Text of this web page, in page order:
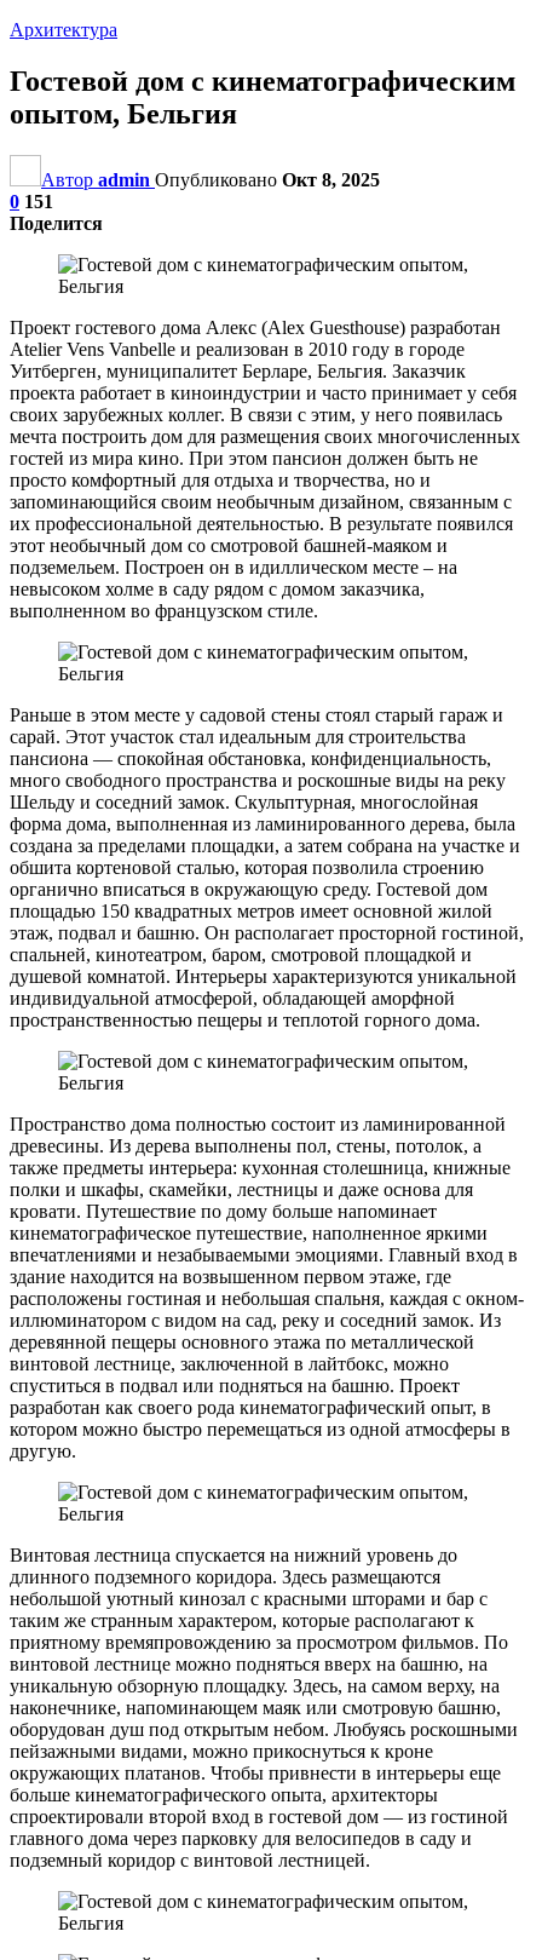
Архитектура
Гостевой дом с кинематографическим
опытом, Бельгия
Автор admin Опубликовано Окт 8, 2025
0 151
Поделится
Проект гостевого дома Алекс (Alex Guesthouse) разработан
Atelier Vens Vanbelle и реализован в 2010 году в городе
Уитберген, муниципалитет Берларе, Бельгия. Заказчик
проекта работает в киноиндустрии и часто принимает у себя
своих зарубежных коллег. В связи с этим, у него появилась
мечта построить дом для размещения своих многочисленных
гостей из мира кино. При этом пансион должен быть не
просто комфортный для отдыха и творчества, но и
запоминающийся своим необычным дизайном, связанным с
их профессиональной деятельностью. В результате появился
этот необычный дом со смотровой башней-маяком и
подземельем. Построен он в идиллическом месте – на
невысоком холме в саду рядом с домом заказчика,
выполненном во французском стиле.
Раньше в этом месте у садовой стены стоял старый гараж и
сарай. Этот участок стал идеальным для строительства
пансиона — спокойная обстановка, конфиденциальность,
много свободного пространства и роскошные виды на реку
Шельду и соседний замок. Скульптурная, многослойная
форма дома, выполненная из ламинированного дерева, была
создана за пределами площадки, а затем собрана на участке и
обшита кортеновой сталью, которая позволила строению
органично вписаться в окружающую среду. Гостевой дом
площадью 150 квадратных метров имеет основной жилой
этаж, подвал и башню. Он располагает просторной гостиной,
спальней, кинотеатром, баром, смотровой площадкой и
душевой комнатой. Интерьеры характеризуются уникальной
индивидуальной атмосферой, обладающей аморфной
пространственностью пещеры и теплотой горного дома.
Пространство дома полностью состоит из ламинированной
древесины. Из дерева выполнены пол, стены, потолок, а
также предметы интерьера: кухонная столешница, книжные
полки и шкафы, скамейки, лестницы и даже основа для
кровати. Путешествие по дому больше напоминает
кинематографическое путешествие, наполненное яркими
впечатлениями и незабываемыми эмоциями. Главный вход в
здание находится на возвышенном первом этаже, где
расположены гостиная и небольшая спальня, каждая с окном-
иллюминатором с видом на сад, реку и соседний замок. Из
деревянной пещеры основного этажа по металлической
винтовой лестнице, заключенной в лайтбокс, можно
спуститься в подвал или подняться на башню. Проект
разработан как своего рода кинематографический опыт, в
котором можно быстро перемещаться из одной атмосферы в
другую.
Винтовая лестница спускается на нижний уровень до
длинного подземного коридора. Здесь размещаются
небольшой уютный кинозал с красными шторами и бар с
таким же странным характером, которые располагают к
приятному времяпровождению за просмотром фильмов. По
винтовой лестнице можно подняться вверх на башню, на
уникальную обзорную площадку. Здесь, на самом верху, на
наконечнике, напоминающем маяк или смотровую башню,
оборудован душ под открытым небом. Любуясь роскошными
пейзажными видами, можно прикоснуться к кроне
окружающих платанов. Чтобы привнести в интерьеры еще
больше кинематографического опыта, архитекторы
спроектировали второй вход в гостевой дом — из гостиной
главного дома через парковку для велосипедов в саду и
подземный коридор с винтовой лестницей.